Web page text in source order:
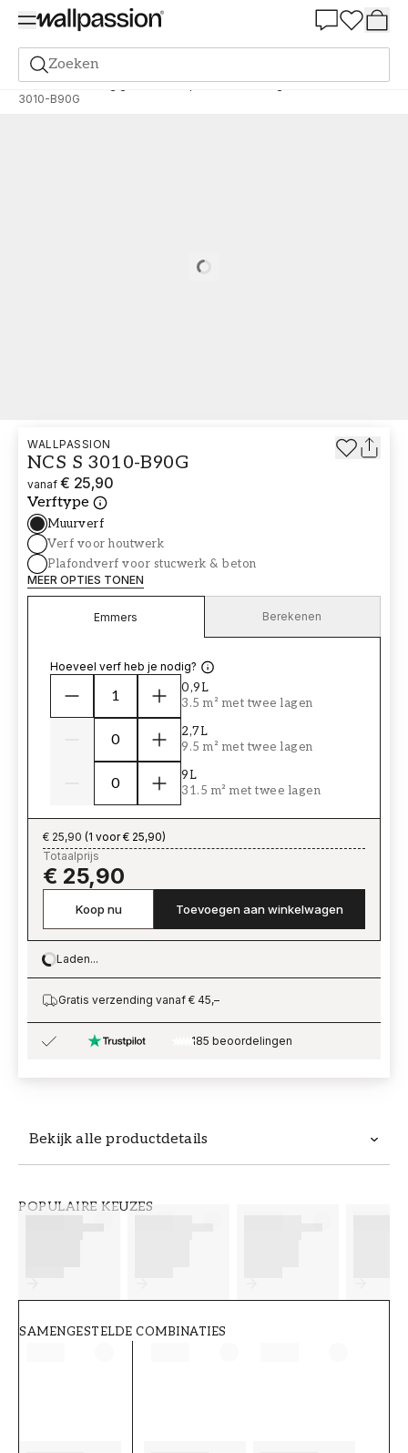
Zoeken
Verf Bestelling gebaseerd op NCS Bestelling door NCS
3010-B90G
Bekijk alle productdetails
POPULAIRE KEUZES
SAMENGESTELDE COMBINATIES
WALLPASSION
NCS S 3010-B90G
vanaf € 25,90
Verftype
Muurverf
Verf voor houtwerk
Plafondverf voor stucwerk & beton
MEER OPTIES TONEN
Emmers Berekenen
Hoeveel verf heb je nodig?
0,9L
3.5 m² met twee lagen
2,7L
9.5 m² met twee lagen
9L
31.5 m² met twee lagen
€ 25,90 (1 voor € 25,90)
Totaalprijs
€ 25,90
Koop nu Toevoegen aan winkelwagen
Loading…
Laden...
Gratis verzending vanaf € 45,–
185 beoordelingen